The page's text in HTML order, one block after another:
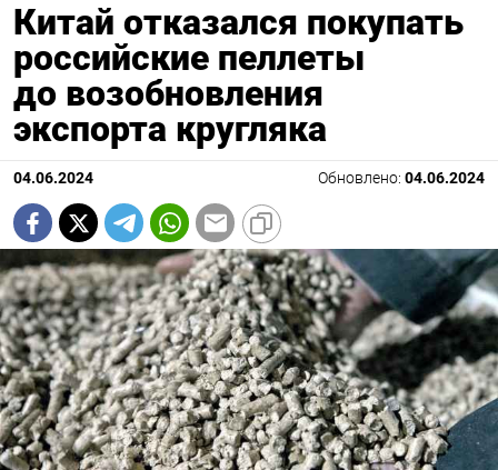
Китай отказался покупать
российские пеллеты
до возобновления
экспорта кругляка
04.06.2024 Обновлено: 04.06.2024